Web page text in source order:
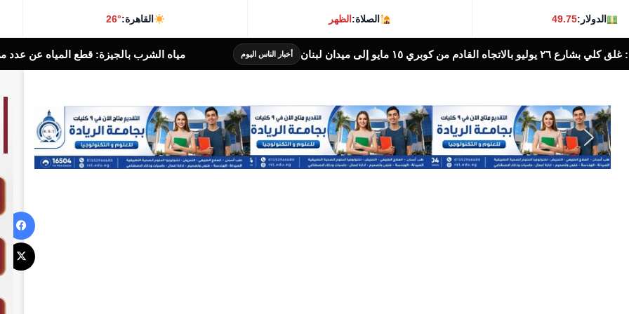
الدولار:49.75 الصلاة:الظهر القاهرة:26°
أخبار الناس اليوم مياه الشرب بالجيزة: قطع المياه عن عدد من المناطق بالهرم لتنفيذ أعمال
‫X